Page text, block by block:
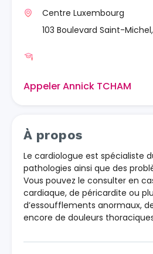
Centre Luxembourg
103 Boulevard Saint-
Appeler Annick TCHAM
À propos
Le cardiologue est spécialiste
pathologies ainsi que des
Vous pouvez le consulter en
cardiaque, de péricardite ou
d’essoufflements anormaux,
encore de douleurs